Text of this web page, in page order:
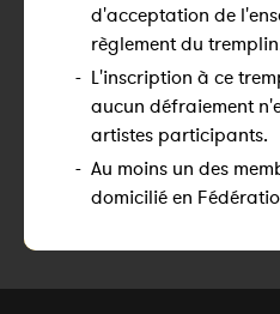
d'acceptation de
règlement du
- L'inscription à ce
aucun défraiement
artistes participants.
- Au moins un des
domicilié en